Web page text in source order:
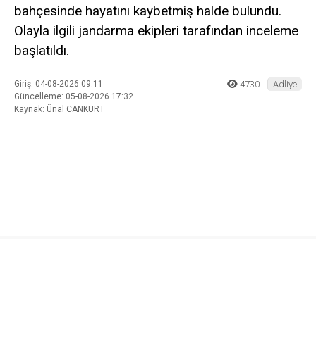
bahçesinde hayatını kaybetmiş halde bulundu.
Olayla ilgili jandarma ekipleri tarafından inceleme
başlatıldı.
Giriş: 04-08-2026 09:11
Güncelleme: 05-08-2026 17:32
Kaynak: Ünal CANKURT
4730 Adliye